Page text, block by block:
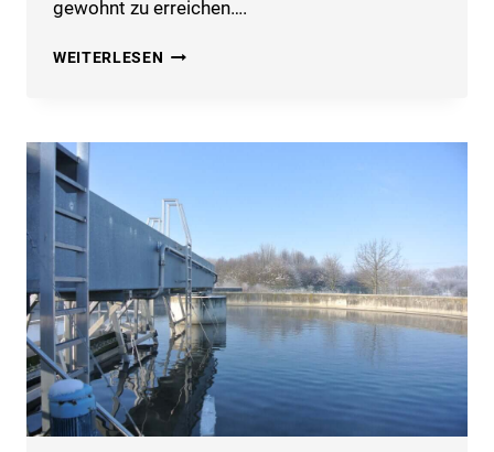
gewohnt zu erreichen….
WEITERLESEN GESCHÄFTSSTELLE